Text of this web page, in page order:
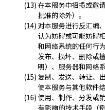
在本服务中招揽或邀
批准的除外）。
对本服务进行反汇编
认为妨碍或可能妨碍
和网络系统的任何行
发布、损坏、删除或
明）、服务器和网络系
复制、发送、转让、
使本服务与其他软件结
使用、制作、分发或
有影响的技术手段（